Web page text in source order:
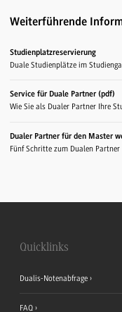
Weiterführende
Studienplatzreservierung
Duale Studienplätze im
Service für Duale Partner (pdf)
Wie Sie als Dualer Partner Ihre
Dualer Partner für den Master
Fünf Schritte zum Dualen Partner
Quicklinks
Dualis-Notenabfrage
FAQ